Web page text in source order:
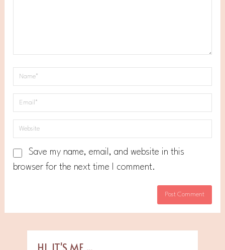
Save my name, email, and website in this
browser for the next time I comment.